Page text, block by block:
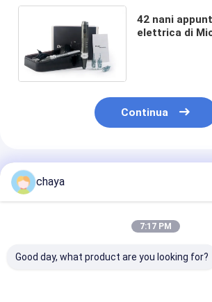
42 nani
elettrica di
Continua
Prodotti Raccomandati
chaya
7:17 PM
Good day, what product are you looking for?